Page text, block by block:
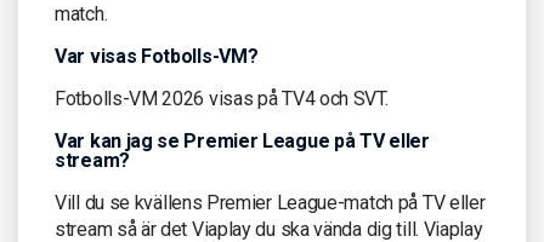
match.
Var visas Fotbolls-VM?
Fotbolls-VM 2026 visas på TV4 och SVT.
Var kan jag se Premier League på TV eller
stream?
Vill du se kvällens Premier League-match på TV eller
stream så är det Viaplay du ska vända dig till. Viaplay